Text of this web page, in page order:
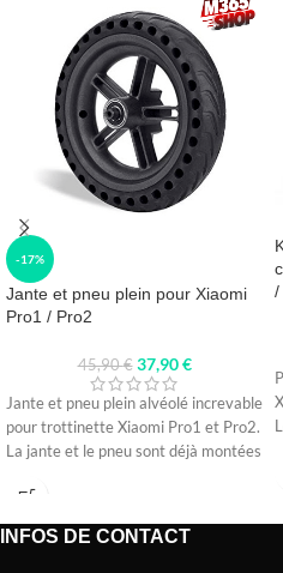
-17%
Jante et pneu plein pour Xiaomi
Pro1 / Pro2
45,90€ 37,90€
Jante et pneu plein alvéolé increvable
pour trottinette Xiaomi Pro1 et Pro2.
La jante et le pneu sont déjà montées
/
INFOS DE CONTACT